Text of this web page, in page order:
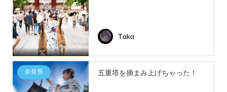
Tαkα
奈良県 五重塔を摘まみ上げちゃった！